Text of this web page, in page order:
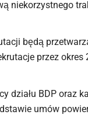
niekorzystnego
będą
przez
działu BDP oraz
umów